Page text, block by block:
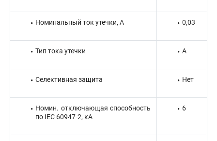
Номинальный ток утечки, А 0,03
Тип тока утечки A
Селективная защита Нет
Номин. отключающая способность
по IEC 60947-2, кА
6